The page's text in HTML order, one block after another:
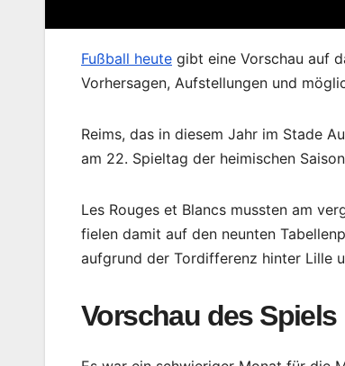
Fußball heute gibt eine Vorschau auf
Vorhersagen, Aufstellungen und
Reims, das in diesem Jahr im Stade
am 22. Spieltag der heimischen
Les Rouges et Blancs mussten am
fielen damit auf den neunten
aufgrund der Tordifferenz hinter Lille
Vorschau des Spiels